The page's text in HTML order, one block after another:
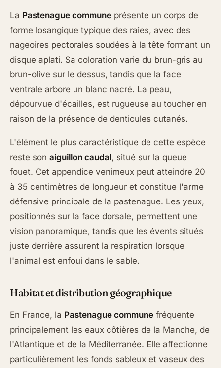
La Pastenague commune présente un corps de
forme losangique typique des raies, avec des
nageoires pectorales soudées à la tête formant un
disque aplati. Sa coloration varie du brun-gris au
brun-olive sur le dessus, tandis que la face
ventrale arbore un blanc nacré. La peau,
dépourvue d'écailles, est rugueuse au toucher en
raison de la présence de denticules cutanés.
L'élément le plus caractéristique de cette espèce
reste son aiguillon caudal, situé sur la queue
fouet. Cet appendice venimeux peut atteindre 20
à 35 centimètres de longueur et constitue l'arme
défensive principale de la pastenague. Les yeux,
positionnés sur la face dorsale, permettent une
vision panoramique, tandis que les évents situés
juste derrière assurent la respiration lorsque
l'animal est enfoui dans le sable.
Habitat et distribution géographique
En France, la Pastenague commune fréquente
principalement les eaux côtières de la Manche, de
l'Atlantique et de la Méditerranée. Elle affectionne
particulièrement les fonds sableux et vaseux des